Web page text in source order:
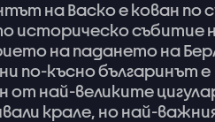
наВаское кован по
историческосъбитие
нападанетона
по-къснобългаринъте
от най-великите
крале, нонай-